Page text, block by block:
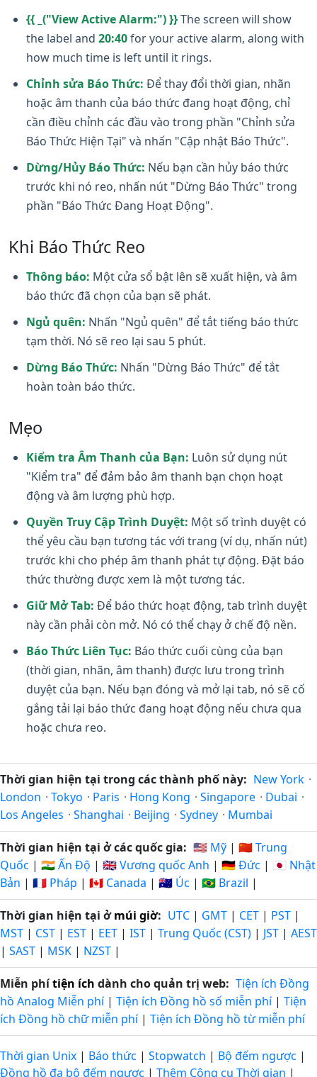
{{ _("View Active Alarm:") }}The screen will show
the label and 20:40for your active alarm, along with
how much time is left until it rings.
Chỉnh sửa Báo Thức: Để thay đổi thời gian, nhãn
hoặc âm thanh của báo thức đang hoạt động, chỉ
cần điều chỉnh các đầu vào trong phần "Chỉnh sửa
Báo Thức Hiện Tại" và nhấn "Cập nhật Báo Thức".
Dừng/Hủy Báo Thức: Nếu bạn cần hủy báo thức
trước khi nó reo, nhấn nút "Dừng Báo Thức" trong
phần "Báo Thức Đang Hoạt Động".
Khi Báo Thức Reo
Thông báo: Một cửa sổ bật lên sẽ xuất hiện, và âm
báo thức đã chọn của bạn sẽ phát.
Ngủ quên: Nhấn "Ngủ quên" để tắt tiếng báo thức
tạm thời. Nó sẽ reo lại sau 5 phút.
Dừng Báo Thức: Nhấn "Dừng Báo Thức" để tắt
hoàn toàn báo thức.
Mẹo
Kiểm tra Âm Thanh của Bạn: Luôn sử dụng nút
"Kiểm tra" để đảm bảo âm thanh bạn chọn hoạt
động và âm lượng phù hợp.
Quyền Truy Cập Trình Duyệt: Một số trình duyệt có
thể yêu cầu bạn tương tác với trang (ví dụ, nhấn nút)
trước khi cho phép âm thanh phát tự động. Đặt báo
thức thường được xem là một tương tác.
Giữ Mở Tab: Để báo thức hoạt động, tab trình duyệt
này cần phải còn mở. Nó có thể chạy ở chế độ nền.
Báo Thức Liên Tục: Báo thức cuối cùng của bạn
(thời gian, nhãn, âm thanh) được lưu trong trình
duyệt của bạn. Nếu bạn đóng và mở lại tab, nó sẽ cố
gắng tải lại báo thức đang hoạt động nếu chưa qua
hoặc chưa reo.
Thời gian hiện tại trong các thành phố này: New York ·
London · Tokyo · Paris · Hong Kong · Singapore · Dubai ·
Los Angeles · Shanghai · Beijing · Sydney · Mumbai
Thời gian hiện tại ở các quốc gia: 🇺🇸 Mỹ | 🇨🇳 Trung
Quốc | 🇮🇳 Ấn Độ | 🇬🇧 Vương quốc Anh | 🇩🇪 Đức | 🇯🇵 Nhật
Bản | 🇫🇷 Pháp | 🇨🇦 Canada | 🇦🇺 Úc | 🇧🇷 Brazil |
Thời gian hiện tại ởmúi giờ: UTC | GMT | CET | PST |
MST | CST | EST | EET | IST | Trung Quốc (CST) | JST | AEST
| SAST | MSK | NZST |
Miễn phítiện ích dành cho quản trị web: Tiện ích Đồng
hồ Analog Miễn phí| Tiện ích Đồng hồ số miễn phí| Tiện
ích Đồng hồ chữ miễn phí| Tiện ích Đồng hồ từ miễn phí
Thời gian Unix | Báo thức | Stopwatch | Bộ đếm ngược |
Đồng hồ đa bộ đếm ngược | Thêm Công cụ Thời gian |